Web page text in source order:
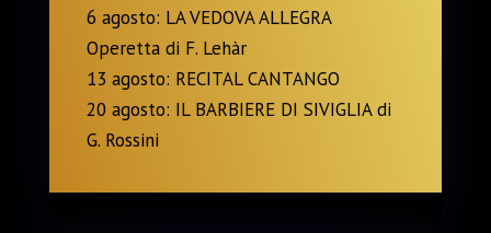
6 agosto: LA VEDOVA ALLEGRA
Operetta di F. Lehàr
13 agosto: RECITAL CANTANGO
20 agosto: IL BARBIERE DI SIVIGLIA di
G. Rossini